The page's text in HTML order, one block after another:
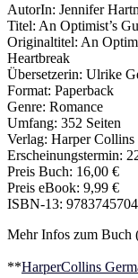
AutorIn: Jennifer
Titel: An Optimist’s
Originaltitel: An
Heartbreak
Übersetzerin: Ulrike
Format: Paperback
Genre: Romance
Umfang: 352 Seiten
Verlag: Harper Collins
Erscheinungstermin:
Preis Buch: 16,00 €
Preis eBook: 9,99 €
ISBN-13:
Mehr Infos zum Buch
**HarperCollins